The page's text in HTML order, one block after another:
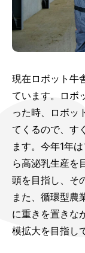
現在ロボット牛
ています。ロボ
った時、ロボッ
てくるので、す
ます。今年1年
ら高泌乳生産を
頭を目指し、そ
また、循環型農
に重きを置きな
模拡大を目指し